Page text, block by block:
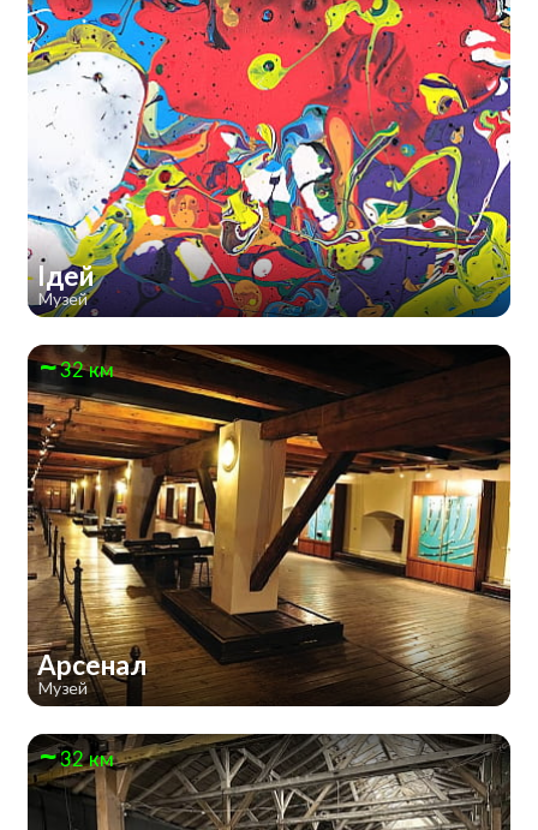
Ідей
Музей
32 км
Арсенал
Музей
32 км